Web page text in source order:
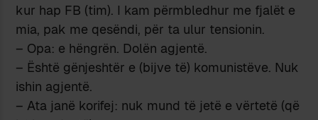
kur hap FB (tim). I kam përmbledhur me fjalët e
mia, pak me qesëndi, për ta ulur tensionin.
– Opa: e hëngrën. Dolën agjentë.
– Është gënjeshtër e (bijve të) komunistëve. Nuk
ishin agjentë.
– Ata janë korifej: nuk mund të jetë e vërtetë (që